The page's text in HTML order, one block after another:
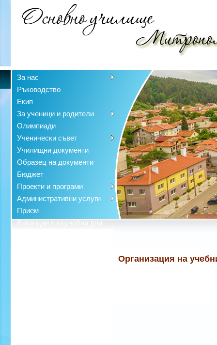
За нас
Ръководство
Екип
За ученици и родители
Олимпиади
Ученически съвет
Училищни документи
Образец на документи
Бюджет
Проекти и програми
Административни услуги
Прием
Ваканции и неучебни дни
Организация на